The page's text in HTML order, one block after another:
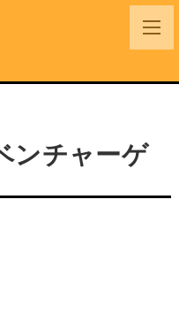
ンチャーゲ